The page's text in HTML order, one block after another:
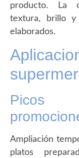
producto. La
textura, brillo
elaborados.
Picos
Ampliación
platos